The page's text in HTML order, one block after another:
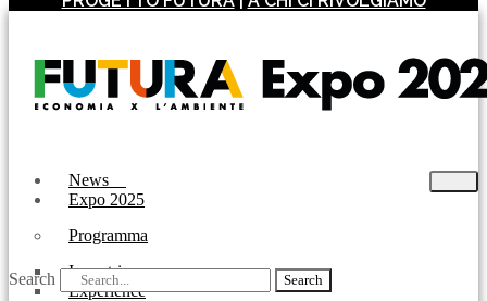
News
Expo 2025
Programma
Incontri
Experience
Search Search